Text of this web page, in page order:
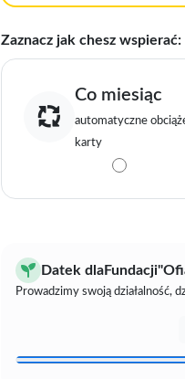
Zaznacz jak chesz wspierać:
Co miesiąc
automatyczne
karty
Datek dlaFundacji
Prowadzimy swoją działalność,